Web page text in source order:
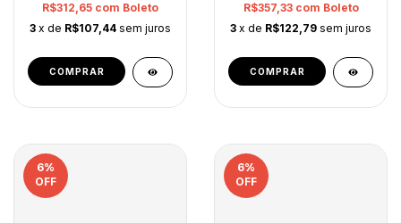
R$312,65 com Boleto
3 x de R$107,44 sem juros
R$357,33 com Boleto
3 x de R$122,79 sem juros
6%
OFF
6%
OFF